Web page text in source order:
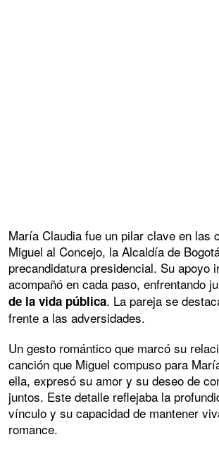
María Claudia fue un pilar clave en las
Miguel al Concejo, la Alcaldía de
precandidatura presidencial. Su apoyo
acompañó en cada paso, enfrentando
de la vida pública. La pareja se
frente a las adversidades.
Un gesto romántico que marcó su
canción que Miguel compuso para
ella, expresó su amor y su deseo de
juntos. Este detalle reflejaba la
vínculo y su capacidad de mantener
romance.